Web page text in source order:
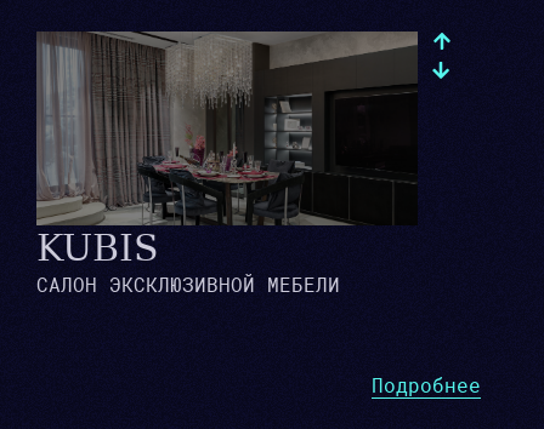
KUBIS
САЛОН ЭКСКЛЮЗИВНОЙ МЕБЕЛИ
Подробнее